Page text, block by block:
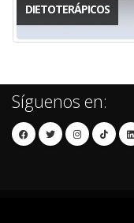
DIETOTERÁPICOS
Síguenos en: